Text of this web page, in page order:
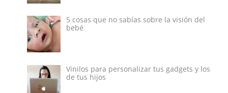
5 cosas que no sabías sobre la visión del
bebé
Vinilos para personalizar tus gadgets y los
de tus hijos